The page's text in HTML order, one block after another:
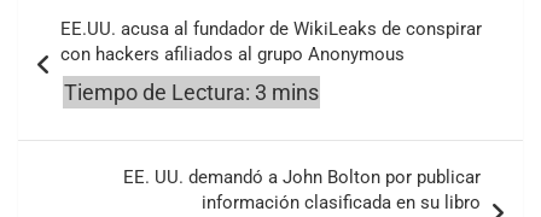
de
entradas
EE.UU. acusa al fundador de WikiLeaks de conspirar
con hackers afiliados al grupo Anonymous
EE. UU. demandó a John Bolton por publicar
información clasificada en su libro